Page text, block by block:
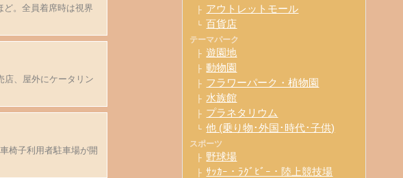
。全員着席時は視界
、屋外にケータリン
椅子利用者駐車場が開
├ アウトレットモール
└ 百貨店
テーマパーク
├ 遊園地
├ 動物園
├ フラワーパーク・植物園
├ 水族館
├ プラネタリウム
└ 他 (乗り物･外国･時代･子供)
スポーツ
├ 野球場
├ ｻｯｶｰ・ﾗｸﾞﾋﾞｰ・陸上競技場